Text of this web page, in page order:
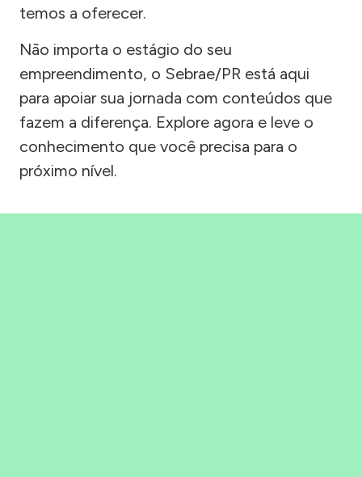
temos a oferecer.
Não importa o estágio do seu
empreendimento, o Sebrae/PR está aqui
para apoiar sua jornada com conteúdos que
fazem a diferença. Explore agora e leve o
conhecimento que você precisa para o
próximo nível.